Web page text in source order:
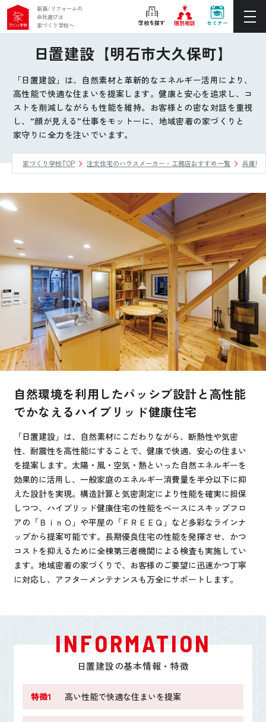
新築/リフォームの
会社選びは
家づくり学校へ
学校を探す 個別相談 セミナー
ぴったりの住宅会社をご提案
個別相談
後悔しない家づくりをレクチャー
セミナーをみる
お近くの学校を探す
家づくり学校とは
お悩み・相談事例
よくある質問
ご利用者の声・実例
公式SNSをチェック
YOUTUBE Instagram
プライバシーポリシー
日置建設【明石市大久保町】
「日置建設」は、自然素材と革新的なエネルギー活用により、
高性能で快適な住まいを提案します。健康と安心を追求し、コ
ストを削減しながらも性能を維持。お客様との密な対話を重視
し、“顔が見える”仕事をモットーに、地域密着の家づくりと
家守りに全力を注いでいます。
家づくり学校TOP 注文住宅のハウスメーカー・工務店おすすめ一覧 兵庫県
自然環境を利用したパッシブ設計と高性能
でかなえるハイブリッド健康住宅
「日置建設」は、自然素材にこだわりながら、断熱性や気密
性、耐震性を高性能にすることで、健康で快適、安心の住まい
を提案します。太陽・風・空気・熱といった自然エネルギーを
効果的に活用し、一般家庭のエネルギー消費量を半分以下に抑
えた設計を実現。構造計算と気密測定により性能を確実に担保
しつつ、ハイブリッド健康住宅の性能をベースにスキップフロ
アの「ＢｉｎＯ」や平屋の「ＦＲＥＥＱ」など多彩なラインナ
ップから提案可能です。長期優良住宅の性能を発揮させ、かつ
コストを抑えるために全棟第三者機関による検査も実施してい
ます。地域密着の家づくりで、お客様のご要望に迅速かつ丁寧
に対応し、アフターメンテナンスも万全にサポートします。
INFORMATION
日置建設の基本情報・特徴
特徴1 高い性能で快適な住まいを提案